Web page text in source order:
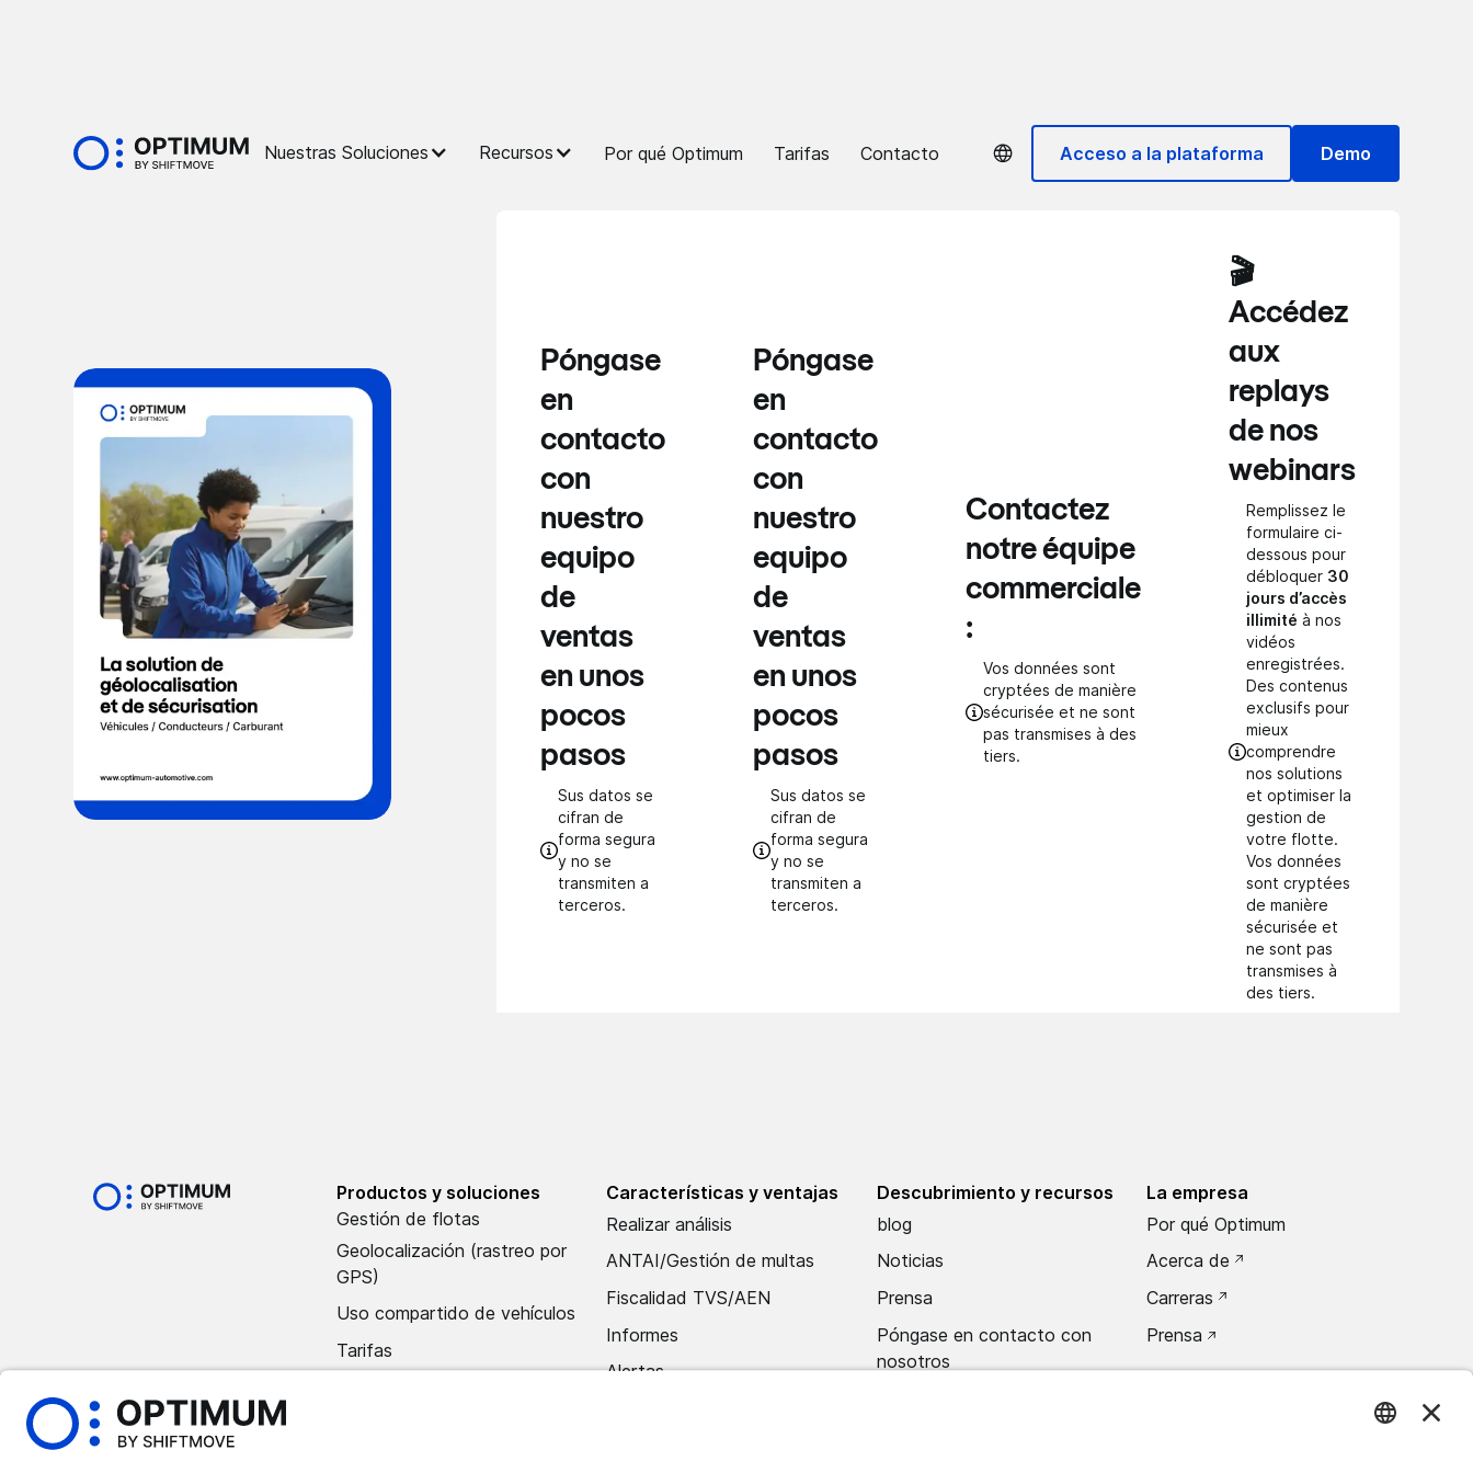
Nuestras Soluciones Recursos Por qué Optimum Tarifas Contacto Acceso a la plataforma Demo
Póngase
en
contacto
con
nuestro
equipo
de
ventas
en unos
pocos
pasos
Sus datos se
cifran de
forma segura
y no se
transmiten a
terceros.
Póngase
en
contacto
con
nuestro
equipo
de
ventas
en unos
pocos
pasos
Sus datos se
cifran de
forma segura
y no se
transmiten a
terceros.
Contactez
notre équipe
commerciale
:
Vos données sont
cryptées de manière
sécurisée et ne sont
pas transmises à des
tiers.
🎬
Accédez
aux
replays
de nos
webinars
Remplissez le
formulaire ci-
dessous pour
débloquer 30
jours d’accès
illimité à nos
vidéos
enregistrées.
Des contenus
exclusifs pour
mieux
comprendre
nos solutions
et optimiser la
gestion de
votre flotte.
Vos données
sont cryptées
de manière
sécurisée et
ne sont pas
transmises à
des tiers.
Productos y soluciones
Gestión de flotas
Geolocalización (rastreo por
GPS)
Uso compartido de vehículos
Tarifas
Características y ventajas
Realizar análisis
ANTAI/Gestión de multas
Fiscalidad TVS/AEN
Informes
Alertas
Descubrimiento y recursos
blog
Noticias
Prensa
Póngase en contacto con
nosotros
La empresa
Por qué Optimum
Acerca de
Carreras
Prensa